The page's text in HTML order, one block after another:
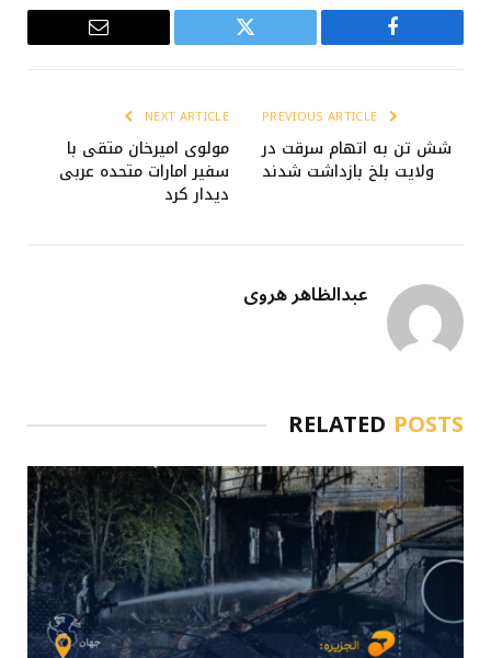
Facebook
Twitter
Email
شش تن به اتهام سرقت در
ولایت بلخ بازداشت شدند
NEXT ARTICLE
مولوی امیرخان متقی با
سفیر امارات متحده عربی
دیدار کرد
عبدالظاهر هروی
RELATED POSTS